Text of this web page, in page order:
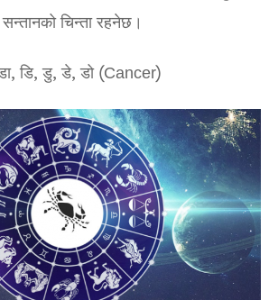
चिन्ता रहनेछ।
डि, डु, डे, डो (Cancer)